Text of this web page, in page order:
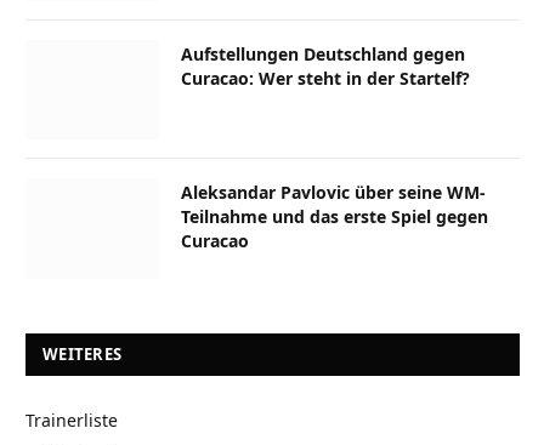
Aufstellungen Deutschland gegen
Curacao: Wer steht in der Startelf?
Aleksandar Pavlovic über seine WM-
Teilnahme und das erste Spiel gegen
Curacao
WEITERES
Trainerliste